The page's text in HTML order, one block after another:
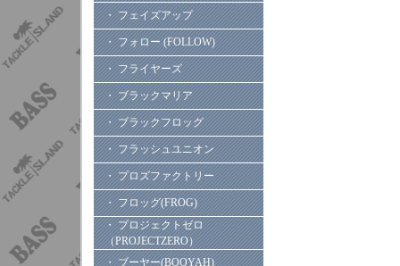
・ フェイズアップ
・ フォロー (FOLLOW)
・ フライヤーズ
・ ブラックマリア
・ ブラックフロッグ
・ フラッシュユニオン
・ プロズファクトリー
・ フロッグ(FROG)
・ プロジェクトゼロ
（PROJECTZERO）
・ ブーヤー(BOOYAH)